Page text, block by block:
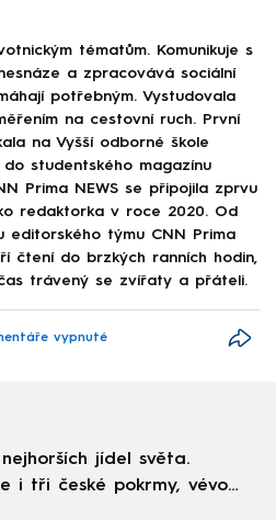
tématům. Komunikuje s
a zpracovává sociální
potřebným. Vystudovala
na cestovní ruch. První
na Vyšší odborné škole
studentského magazínu
Prima NEWS se připojila zprvu
redaktorka v roce 2020. Od
editorského týmu CNN Prima
čtení do brzkých ranních hodin,
trávený se zvířaty a přáteli.
vypnuté
jídel světa.
i tři české pokrmy, vévodí